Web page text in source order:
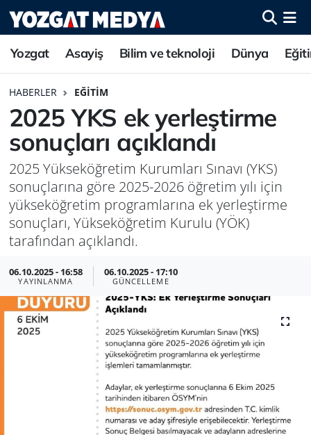
Yozgat Asayiş Bilim ve teknoloji Dünya
HABERLER EĞITIM
2025 YKS ek yerleştirme
sonuçları açıklandı
2025 Yükseköğretim Kurumları Sınavı (YKS)
sonuçlarına göre 2025-2026 öğretim yılı için
yükseköğretim programlarına ek yerleştirme
sonuçları, Yükseköğretim Kurulu (YÖK)
tarafından açıklandı.
06.10.2025 - 16:58
YAYINLANMA
06.10.2025 - 17:10
GÜNCELLEME